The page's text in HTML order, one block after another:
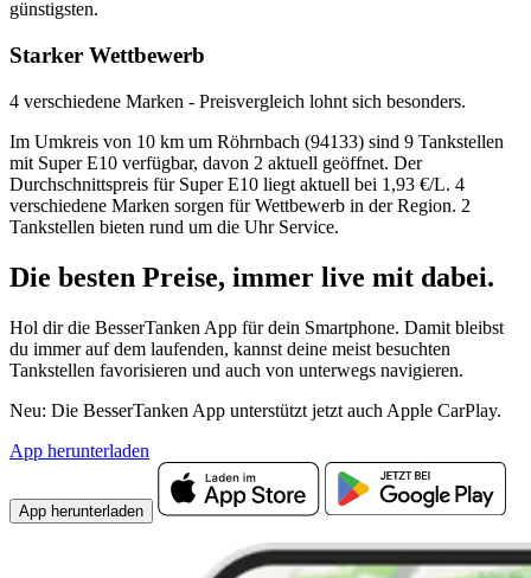
günstigsten.
Starker Wettbewerb
4 verschiedene Marken - Preisvergleich lohnt sich besonders.
Im Umkreis von 10 km um Röhrnbach (94133) sind 9 Tankstellen
mit Super E10 verfügbar, davon 2 aktuell geöffnet. Der
Durchschnittspreis für Super E10 liegt aktuell bei 1,93 €/L. 4
verschiedene Marken sorgen für Wettbewerb in der Region. 2
Tankstellen bieten rund um die Uhr Service.
Die besten Preise, immer live mit dabei.
Hol dir die BesserTanken App für dein Smartphone. Damit bleibst
du immer auf dem laufenden, kannst deine meist besuchten
Tankstellen favorisieren und auch von unterwegs navigieren.
Neu: Die BesserTanken App unterstützt jetzt auch Apple CarPlay.
App herunterladen
App herunterladen